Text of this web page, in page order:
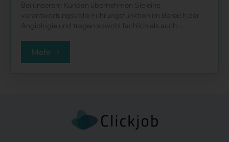
Bei unserem Kunden übernehmen Sie eine
verantwortungsvolle Führungsfunktion im Bereich der
Angiologie und tragen sowohl fachlich als auch
Mehr